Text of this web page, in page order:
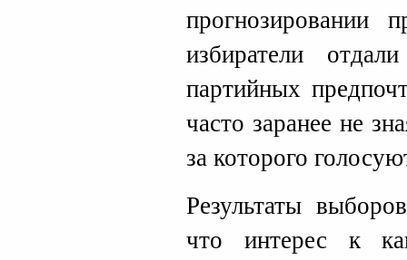
прогнозировании
избиратели
партийных
часто заранее не
за которого
Результаты
что интерес к